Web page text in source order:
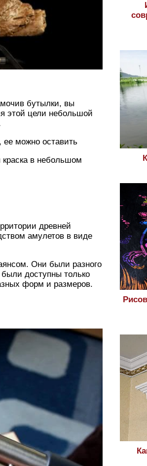
бутылки, вы
этой цели небольшой
ее можно оставить
краска в небольшом
древней
амулетов в виде
Они были разного
доступны только
форм и размеров.